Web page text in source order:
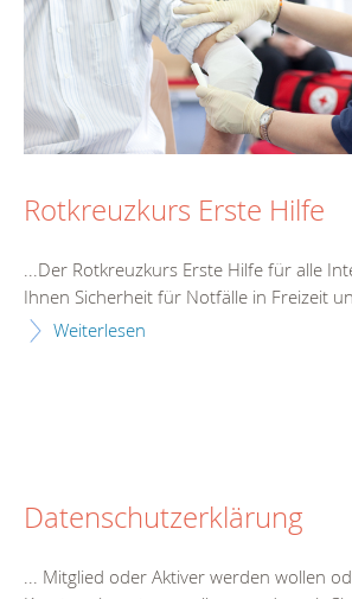
Rotkreuzkurs Erste Hilfe
...Der Rotkreuzkurs Erste Hilfe für alle
Ihnen Sicherheit für Notfälle in Freizeit
Weiterlesen
Datenschutzerklärung
... Mitglied oder Aktiver werden wollen